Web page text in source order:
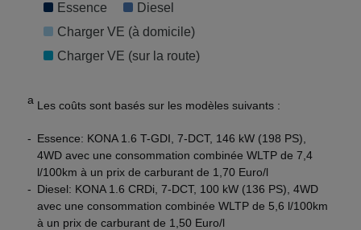
Essence
Diesel
Charger VE (à domicile)
Charger VE (sur la route)
a Les coûts sont basés sur les modèles suivants :
Essence: KONA 1.6 T-GDI, 7-DCT, 146 kW (198 PS),
4WD avec une consommation combinée WLTP de 7,4
l/100km à un prix de carburant de 1,70 Euro/l
Diesel: KONA 1.6 CRDi, 7-DCT, 100 kW (136 PS), 4WD
avec une consommation combinée WLTP de 5,6 l/100km
à un prix de carburant de 1,50 Euro/l